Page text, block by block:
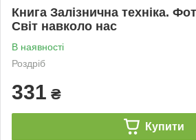
Книга Залізнична техніка.
Світ навколо нас
В наявності
Роздріб
331 ₴
Купити